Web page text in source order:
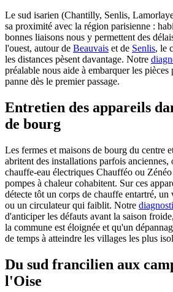
Le sud isarien (Chantilly, Senlis,
sa proximité avec la région parisienne :
bonnes liaisons nous y permettent des
l'ouest, autour de Beauvais et de Senlis, le
les distances pèsent davantage. Notre
préalable nous aide à embarquer les
panne dès le premier passage.
Entretien des appareils
de bourg
Les fermes et maisons de bourg du centre
abritent des installations parfois anciennes,
chauffe-eau électriques Chaufféo ou
pompes à chaleur cohabitent. Sur ces
détecte tôt un corps de chauffe entartré, un
ou un circulateur qui faiblit. Notre
d'anticiper les défauts avant la saison
la commune est éloignée et qu'un
de temps à atteindre les villages les plus
Du sud francilien aux
l'Oise